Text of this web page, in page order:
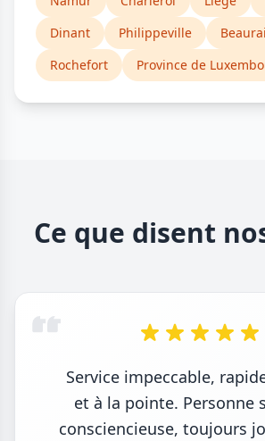
Dinant
Philippeville
Rochefort
Province de
Ce que disent
Service impeccable,
et à la pointe. Personne
consciencieuse, toujours